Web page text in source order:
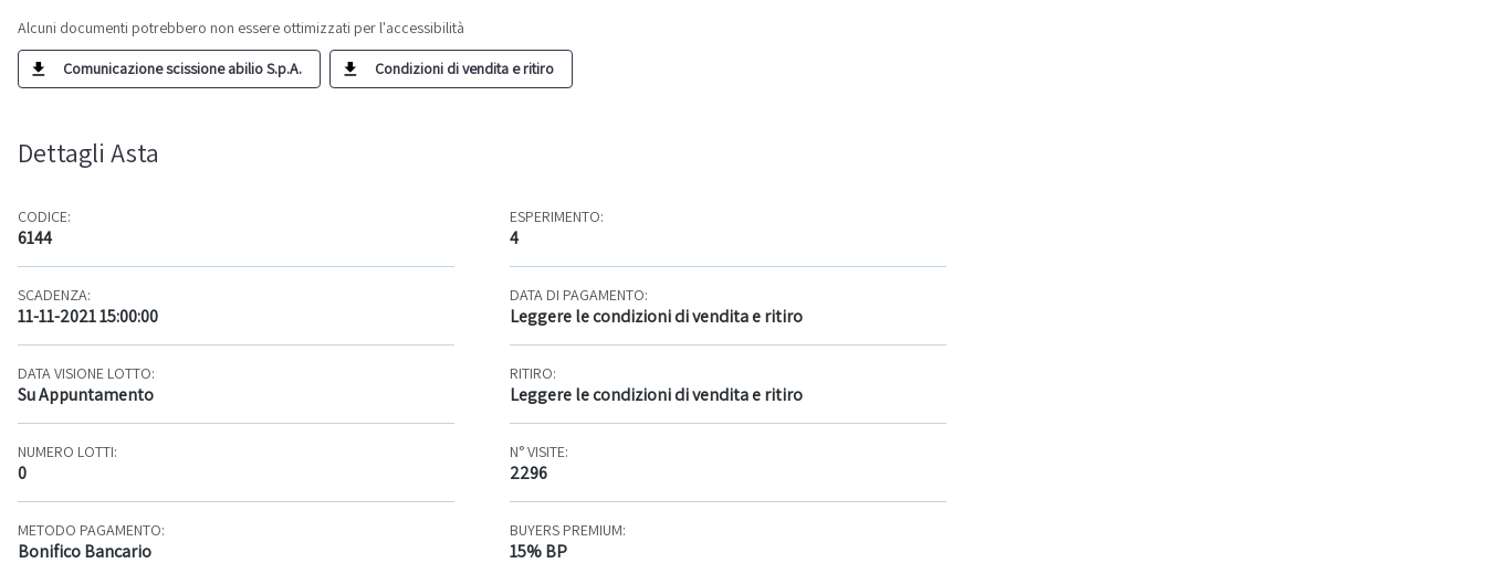
Alcuni documenti potrebbero non essere ottimizzati per l'accessibilità
Comunicazione scissione abilio S.p.A. Condizioni di vendita e ritiro
Dettagli Asta
CODICE:
6144
ESPERIMENTO:
4
SCADENZA:
11-11-2021 15:00:00
DATA DI PAGAMENTO:
Leggere le condizioni di vendita e ritiro
DATA VISIONE LOTTO:
Su Appuntamento
RITIRO:
Leggere le condizioni di vendita e ritiro
NUMERO LOTTI:
0
N° VISITE:
2296
METODO PAGAMENTO:
Bonifico Bancario
BUYERS PREMIUM:
15% BP